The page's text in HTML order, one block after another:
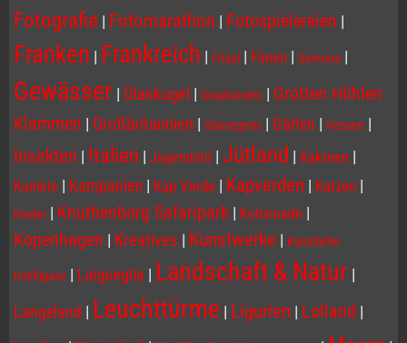
Fotografie | Fotomarathon | Fotospielereien |
Franken | Frankreich | Friaul | Fünen | Gemona |
Gewässer | Glaskugel | Graubünden | Grotten Höhlen
Klammen | Großbritannien | Gänsegeier | Gärten | Hessen |
Insekten | Italien | Jugendstil | Jütland | Kakteen |
Kamele | Kampanien | Kap Verde | Kapverden | Katzen |
Kinder | Knuthenborg Safaripark | Kolonnade |
Kopenhagen | Kreatives | Kunstwerke | Künstliche
Intelliganz | Laigueglia | Landschaft & Natur |
Langeland | Leuchttürme | Ligurien | Lolland |